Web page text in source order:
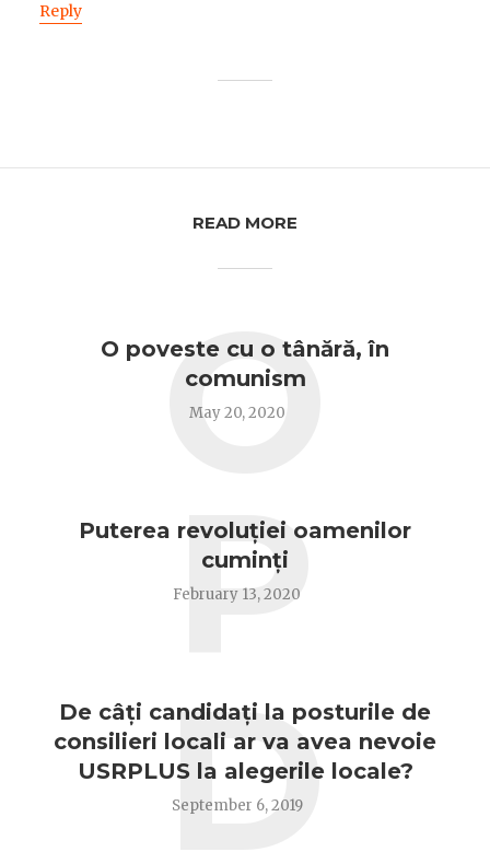
Reply
READ MORE
O poveste cu o tânără, în
comunism
May 20, 2020
O
Puterea revoluției oamenilor
cuminți
February 13, 2020
P
De câți candidați la posturile de
consilieri locali ar va avea nevoie
USRPLUS la alegerile locale?
September 6, 2019
D